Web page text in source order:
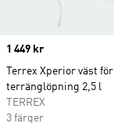
Price
1 449 kr
Terrex Xperior väst för
terränglöpning 2,5 l
TERREX
3 färger